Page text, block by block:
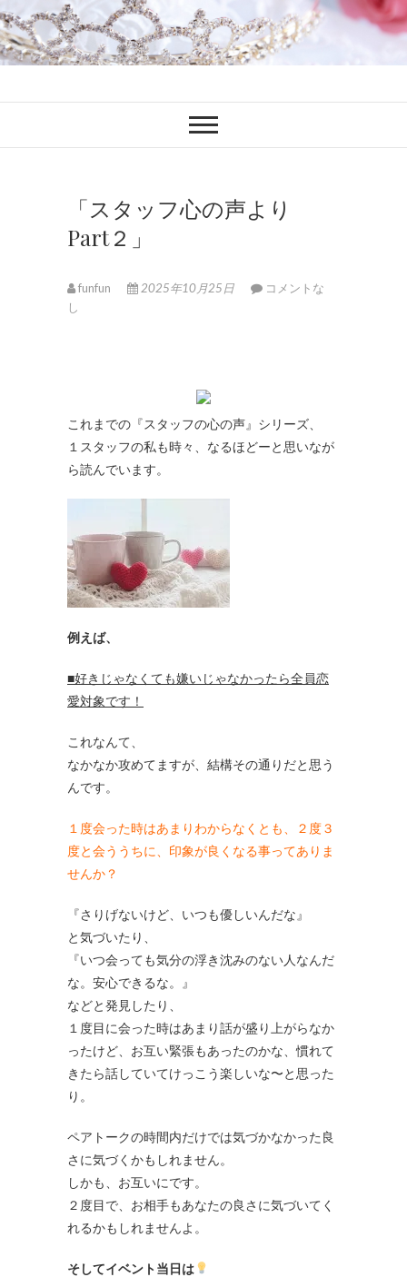
ファンブロ
「スタッフ心の声より
Part２」
funfun 2025年10月25日
コメントな
し
これまでの『スタッフの心の声』シリーズ、
１スタッフの私も時々、なるほどーと思いなが
ら読んでいます。
例えば、
■好きじゃなくても嫌いじゃなかったら全員恋
愛対象です！
これなんて、
なかなか攻めてますが、結構その通りだと思う
んです。
１度会った時はあまりわからなくとも、２度３
度と会ううちに、印象が良くなる事ってありま
せんか？
『さりげないけど、いつも優しいんだな』
と気づいたり、
『いつ会っても気分の浮き沈みのない人なんだ
な。安心できるな。』
などと発見したり、
１度目に会った時はあまり話が盛り上がらなか
ったけど、お互い緊張もあったのかな、慣れて
きたら話していてけっこう楽しいな〜と思った
り。
ペアトークの時間内だけでは気づかなかった良
さに気づくかもしれません。
しかも、お互いにです。
２度目で、お相手もあなたの良さに気づいてく
れるかもしれませんよ。
そしてイベント当日は